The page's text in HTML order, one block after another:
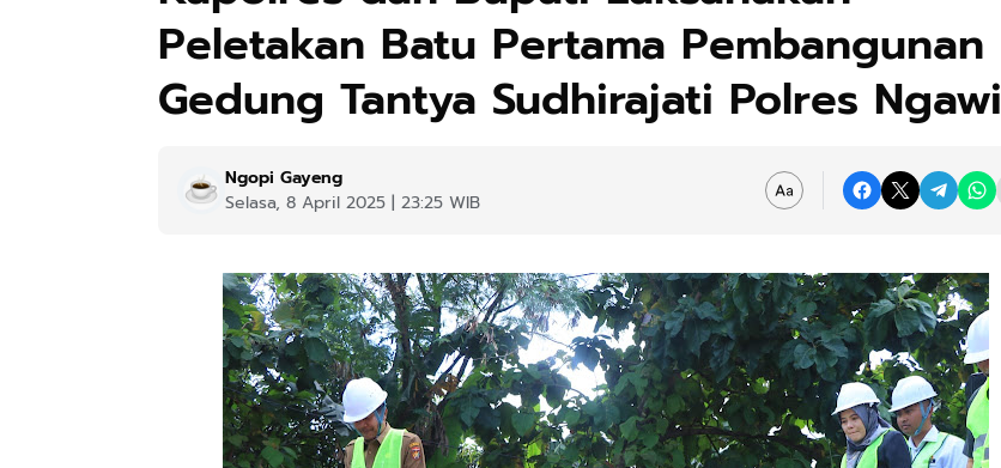
Peletakan Batu Pertama Pembangunan
Gedung Tantya Sudhirajati Polres Ngawi
Ngopi Gayeng
Selasa, 8 April 2025 | 23:25 WIB